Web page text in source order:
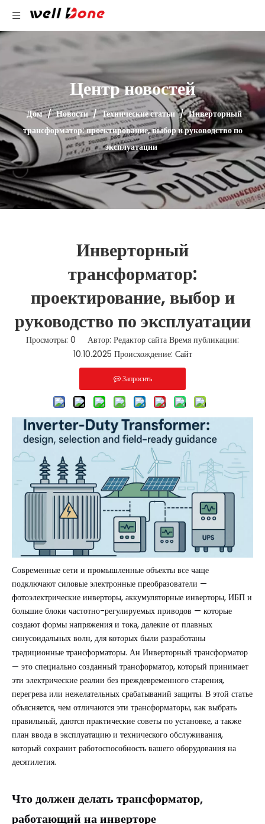
Центр новостей
Дом / Новости / Технические статьи / Инверторный
трансформатор: проектирование, выбор и руководство по
эксплуатации
Инверторный
трансформатор:
проектирование, выбор и
руководство по эксплуатации
Просмотры: 0 Автор: Редактор сайта Время публикации:
10.10.2025 Происхождение: Сайт
Запросить
Современные сети и промышленные объекты все чаще
подключают силовые электронные преобразователи —
фотоэлектрические инверторы, аккумуляторные инверторы, ИБП и
большие блоки частотно-регулируемых приводов — которые
создают формы напряжения и тока, далекие от плавных
синусоидальных волн, для которых были разработаны
традиционные трансформаторы. Ан Инверторный трансформатор
— это специально созданный трансформатор, который принимает
эти электрические реалии без преждевременного старения,
перегрева или нежелательных срабатываний защиты. В этой статье
объясняется, чем отличаются эти трансформаторы, как выбрать
правильный, даются практические советы по установке, а также
план ввода в эксплуатацию и технического обслуживания,
который сохранит работоспособность вашего оборудования на
десятилетия.
Что должен делать трансформатор,
работающий на инверторе